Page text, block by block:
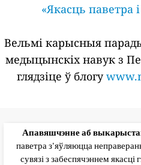
«Якасць паветра
Вельмі карысныя
медыцынскіх навук з
глядзіце ў блогу
Апавяшчэнне аб
паветра з'яўляюцца
сувязі з забеспячэннем